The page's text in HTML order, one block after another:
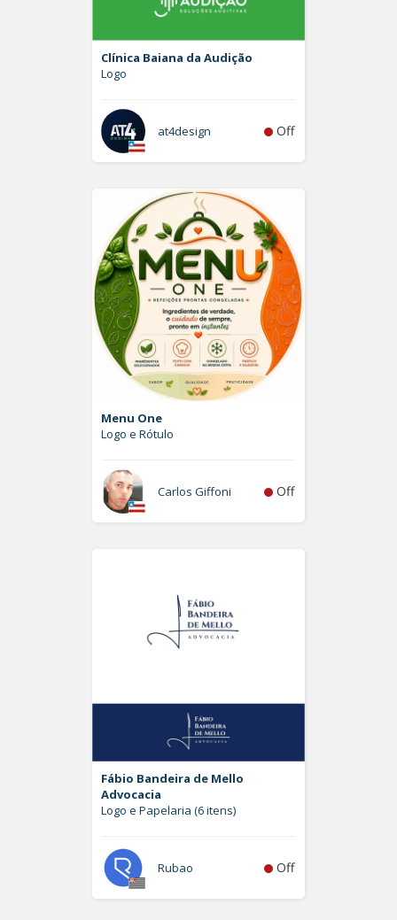
Clínica Baiana da Audição
Logo
at4design Off
Menu One
Logo e Rótulo
Carlos Giffoni Off
Fábio Bandeira de Mello
Advocacia
Logo e Papelaria (6 itens)
Rubao Off